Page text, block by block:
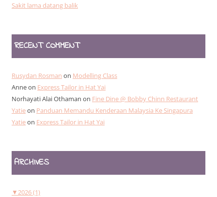
Sakit lama datang balik
RECENT COMMENT
Rusydan Rosman on Modelling Class
Anneon Express Tailor in Hat Yai
Norhayati Alai Othaman on Fine Dine @ Bobby Chinn Restaurant
Yatieon Panduan Memandu Kenderaan Malaysia Ke Singapura
Yatieon Express Tailor in Hat Yai
ARCHIVES
▼2026 (1)